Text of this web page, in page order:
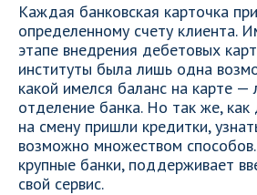
Каждая банковская карточка
определенному счету клиента.
этапе внедрения дебетовых
институты была лишь одна
какой имелся баланс на карте —
отделение банка. Но так же,
на смену пришли кредитки,
возможно множеством
крупные банки, поддерживает
свой сервис.